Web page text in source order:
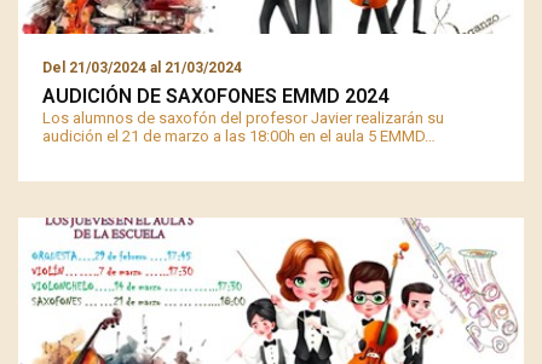
Del 21/03/2024 al 21/03/2024
AUDICIÓN DE SAXOFONES EMMD 2024
Los alumnos de saxofón del profesor Javier realizarán su
audición el 21 de marzo a las 18:00h en el aula 5 EMMD…